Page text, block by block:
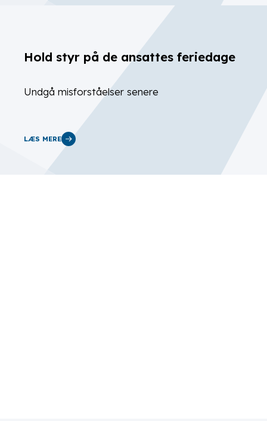
Hold styr på de ansattes feriedage
Undgå misforståelser senere
LÆS MERE